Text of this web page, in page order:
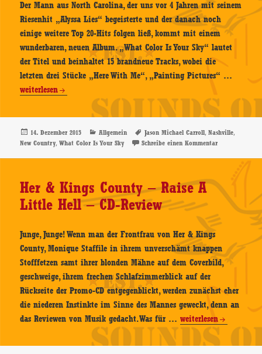
Der Mann aus North Carolina, der uns vor 4 Jahren mit seinem
Riesenhit „Alyssa Lies“ begeisterte und der danach noch
einige weitere Top 20-Hits folgen ließ, kommt mit einem
wunderbaren, neuen Album. „What Color Is Your Sky“ lautet
der Titel und beinhaltet 15 brandneue Tracks, wobei die
letzten drei Stücke „Here With Me“, „Painting Pictures“ …
Carroll
–
What
Is
Your
Sky
–
CD-
weiterlesen
Veröffentlicht
am
14. Dezember 2015 Kategorien
Allgemein Schlagwörter
Jason Michael Carroll,Nashville,
New Country,What Color Is Your Sky Schreibe einen Kommentarzu Jason
Her & Kings County – Raise A
Little Hell – CD-Review
Junge, Junge! Wenn man der Frontfrau von Her & Kings
County, Monique Staffile in ihrem unverschämt knappen
Stofffetzen samt ihrer blonden Mähne auf dem Coverbild,
geschweige, ihrem frechen Schlafzimmerblick auf der
Rückseite der Promo-CD entgegenblickt, werden zunächst eher
die niederen Instinkte im Sinne des Mannes geweckt, denn an
das Reviewen von Musik gedacht. Was für …Her
&
Kings
weiterlesen